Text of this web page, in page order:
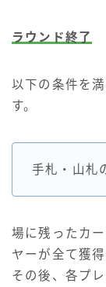
ラウンド終了
以下の条件を
す。
手札・山札
場に残ったカ
ヤーが全て獲得
その後、各プ